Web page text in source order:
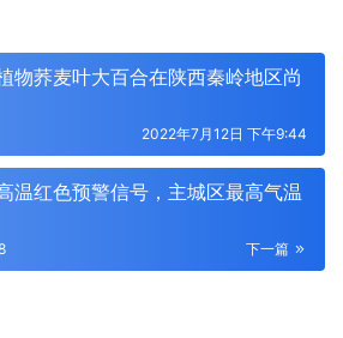
物荞麦叶大百合在陕西秦岭地区尚
2022年7月12日 下午9:44
温红色预警信号，主城区最高气温
下一篇